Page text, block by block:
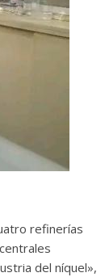
refinerías
del níquel»,
dos